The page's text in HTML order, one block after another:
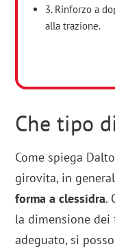
3. Rinforzo a
alla trazione.
Che tipo
Come spiega
girovita, in
forma a clessidra.
la dimensione dei
adeguato, si